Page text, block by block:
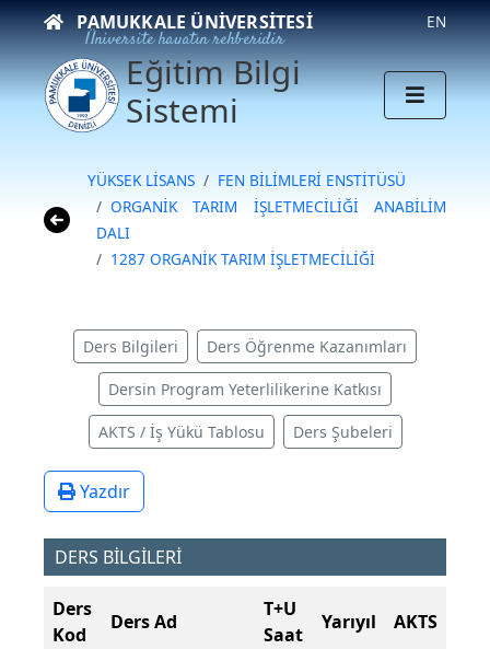
PAMUKKALE ÜNIVERSITESI
Üniversite hayatın rehberidir
EN
Eğitim Bilgi
Sistemi
YÜKSEK LİSANS
FEN BİLİMLERİ ENSTİTÜSÜ
ORGANİK TARIM İŞLETMECİLİĞİ ANABİLİM
DALI
1287 ORGANİK TARIM İŞLETMECİLİĞİ
Ders Bilgileri Ders Öğrenme Kazanımları
Dersin Program Yeterlilikerine Katkısı
AKTS / İş Yükü Tablosu Ders Şubeleri
Yazdır
DERS BİLGİLERİ
Ders
Kod
Ders Ad
T+U
Saat
Yarıyıl AKTS